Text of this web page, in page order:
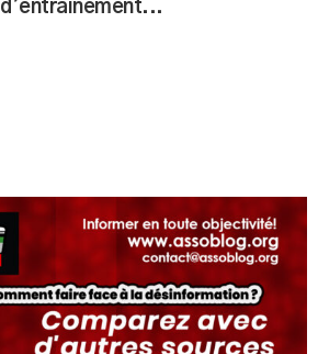
supervise une séance